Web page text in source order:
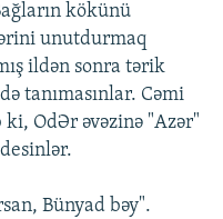
kökünü
unutdurmaq
ildən sonra tərik
tanımasınlar. Cəmi
ki, OdƏr əvəzinə "Azər"
Bünyad bəy".